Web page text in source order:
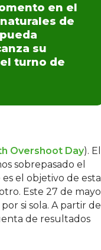
en el
de
su
turno de
Overshoot Day). El
sobrepasado el
el objetivo de esta
Este 27 de mayo
si sola. A partir de
de resultados